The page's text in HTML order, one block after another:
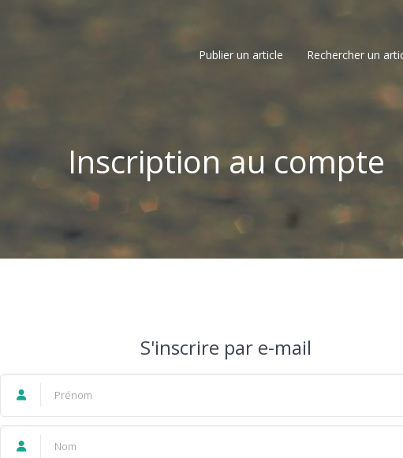
Publier un article Rechercher un
Inscription au compte
S'inscrire par e-mail